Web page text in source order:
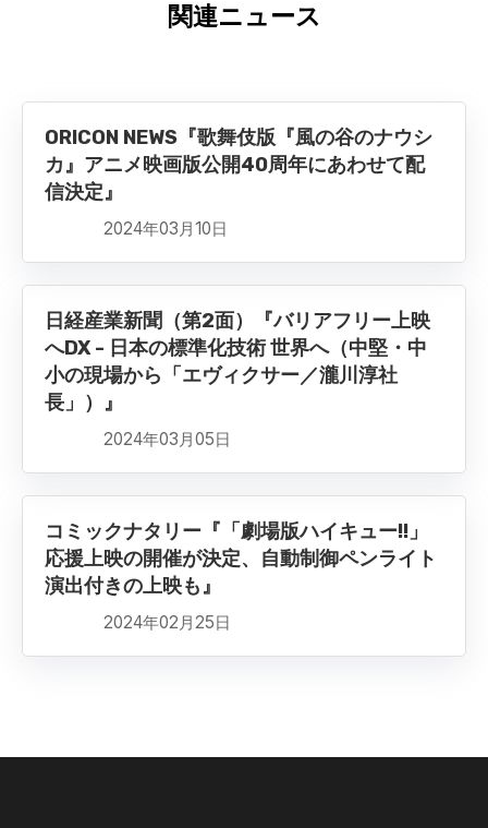
関連ニュース
ORICON NEWS『歌舞伎版『風の谷のナウシ
カ』アニメ映画版公開40周年にあわせて配
信決定』
2024年03月10日
日経産業新聞（第2面）『バリアフリー上映
へDX - 日本の標準化技術 世界へ（中堅・中
小の現場から「エヴィクサー／瀧川淳社
長」）』
2024年03月05日
コミックナタリー『「劇場版ハイキュー!!」
応援上映の開催が決定、自動制御ペンライト
演出付きの上映も』
2024年02月25日